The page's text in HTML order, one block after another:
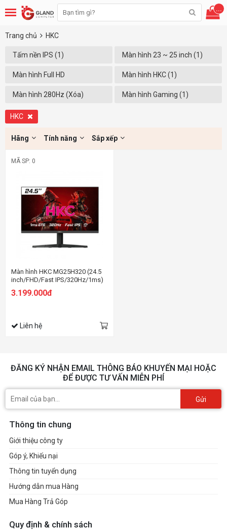
...
Trang chủ HKC
Tấm nền IPS (1) Màn hình 23 ~ 25 inch (1)
Màn hình Full HD
(1920x1080) (1)
Màn hình HKC (1)
Màn hình 280Hz (Xóa) Màn hình Gaming (1)
HKC
Hãng Tính năng Sắp xếp
MÃ SP: 0
Màn hình HKC MG25H320 (24.5
inch/FHD/Fast IPS/320Hz/1ms)
3.199.000đ
Liên hệ
ĐĂNG KÝ NHẬN EMAIL THÔNG BÁO KHUYẾN MẠI HOẶC
ĐỂ ĐƯỢC TƯ VẤN MIỄN PHÍ
Gửi
Thông tin chung
Giới thiệu công ty
Góp ý, Khiếu nại
Thông tin tuyển dụng
Hướng dẫn mua Hàng
Mua Hàng Trả Góp
Quy định & chính sách